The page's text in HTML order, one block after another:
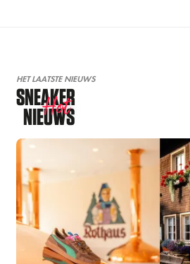
HET LAATSTE NIEUWS
SNEAKER
NIEUWS
Hot